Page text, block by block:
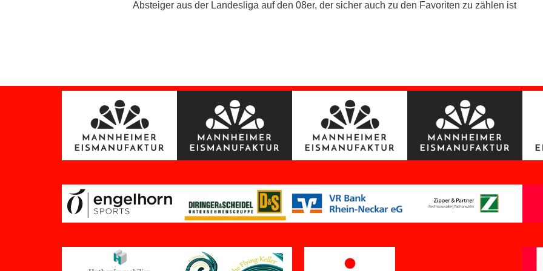
Absteiger aus der Landesliga auf den 08er, der sicher auch zu den Favoriten zu